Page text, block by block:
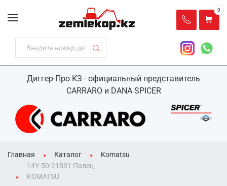
Диггер-Про КЗ - официальный представитель
CARRARO и DANA SPICER
0
Главная Каталог
Komatsu
14Y-50-21531 Палец
KOMATSU